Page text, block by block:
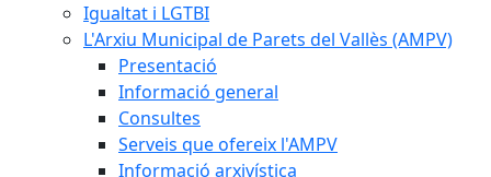
Igualtat i LGTBI
L'Arxiu Municipal de Parets del Vallès (AMPV)
Presentació
Informació general
Consultes
Serveis que ofereix l'AMPV
Informació arxivística